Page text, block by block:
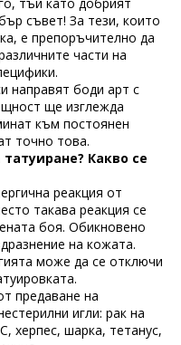
съвет! За тези, които
е препоръчително да
части на
направят боди арт с
ще изглежда
към постоянен
точно това.
Какво се
реакция от
такава реакция се
боя. Обикновено
на кожата.
може да се отключи
предаване на
игли: рак на
херпес, шарка, тетанус,